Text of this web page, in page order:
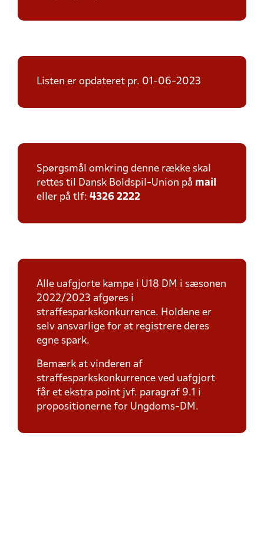
Listen er opdateret pr. 01-06-2023
Spørgsmål omkring denne række skal
rettes til Dansk Boldspil-Union på mail
eller på tlf: 4326 2222
Alle uafgjorte kampe i U18 DM i sæsonen
2022/2023 afgøres i
straffesparkskonkurrence. Holdene er
selv ansvarlige for at registrere deres
egne spark.
Bemærk at vinderen af
straffesparkskonkurrence ved uafgjort
får et ekstra point jvf. paragraf 9.1 i
propositionerne for Ungdoms-DM.